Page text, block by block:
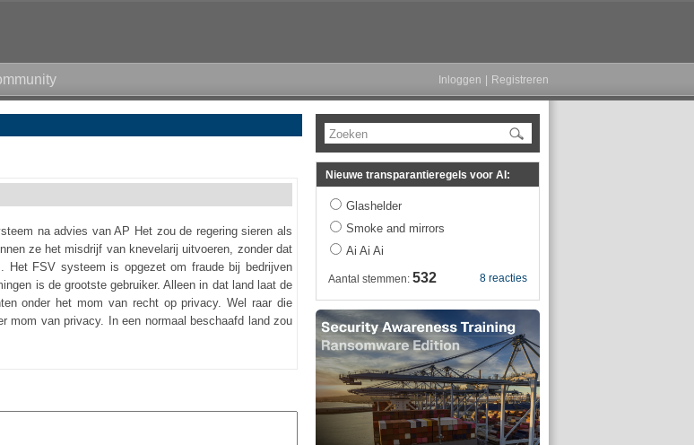
Inloggen Registreren
na advies van AP Het zou de regering sieren als
ze het misdrijf van knevelarij uitvoeren, zonder dat
Het FSV systeem is opgezet om fraude bij bedrijven
is de grootste gebruiker. Alleen in dat land laat de
onder het mom van recht op privacy. Wel raar die
mom van privacy. In een normaal beschaafd land zou
Zoeken
Nieuwe transparantieregels voor AI:
Glashelder
Smoke and mirrors
Ai Ai Ai
8 reacties
Aantal stemmen: 532